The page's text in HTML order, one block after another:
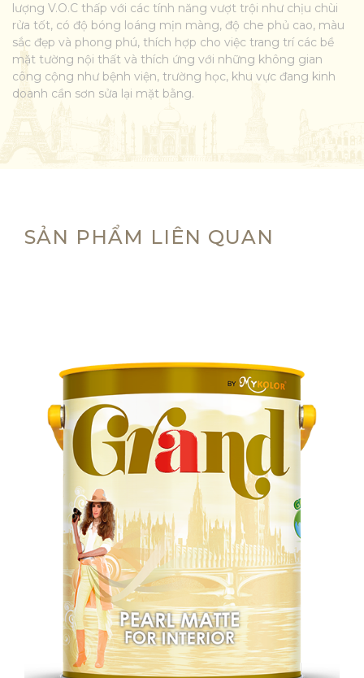
lượng V.O.C thấp với các tính năng vượt trội như chịu chùi
rửa tốt, có độ bóng loáng mịn màng, độ che phủ cao, màu
sắc đẹp và phong phú, thích hợp cho việc trang trí các bề
mặt tường nội thất và thích ứng với những không gian
công cộng như bệnh viện, trường học, khu vực đang kinh
doanh cần sơn sửa lại mặt bằng.
SẢN PHẨM LIÊN QUAN